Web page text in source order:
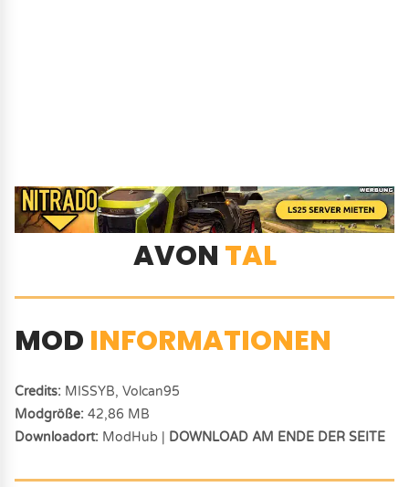
AVON TAL
MOD INFORMATIONEN
Credits: MISSYB, Volcan95
Modgröße: 42,86 MB
Downloadort: ModHub | DOWNLOAD AM ENDE DER SEITE